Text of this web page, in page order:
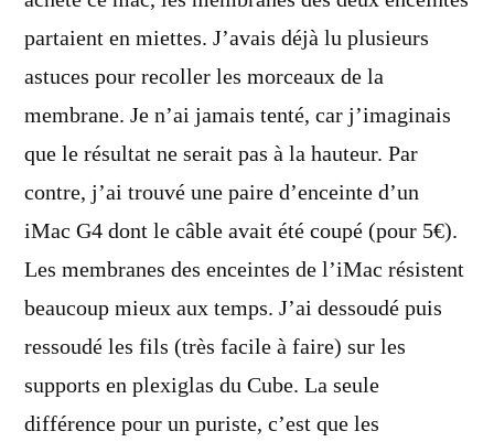
partaient en miettes. J’avais déjà lu plusieurs
astuces pour recoller les morceaux de la
membrane. Je n’ai jamais tenté, car j’imaginais
que le résultat ne serait pas à la hauteur. Par
contre, j’ai trouvé une paire d’enceinte d’un
iMac G4 dont le câble avait été coupé (pour 5€).
Les membranes des enceintes de l’iMac résistent
beaucoup mieux aux temps. J’ai dessoudé puis
ressoudé les fils (très facile à faire) sur les
supports en plexiglas du Cube. La seule
différence pour un puriste, c’est que les